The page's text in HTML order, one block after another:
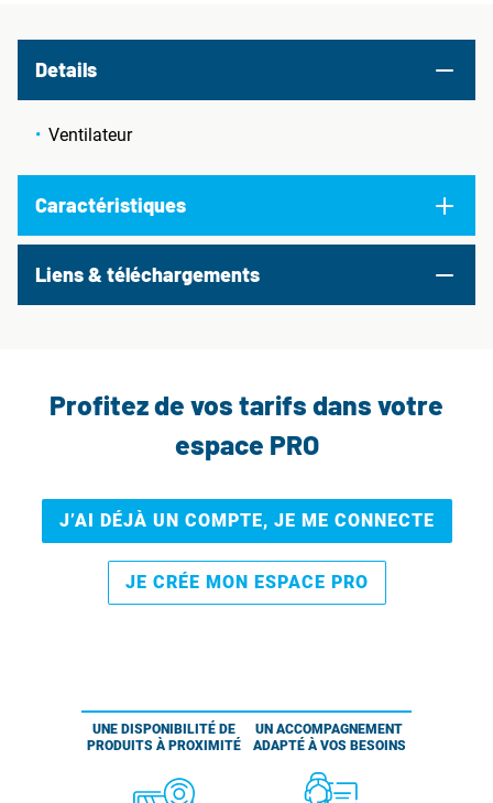
Details
Ventilateur
Caractéristiques
Liens & téléchargements
Profitez de vos tarifs dans votre
espace PRO
J’AI DÉJÀ UN COMPTE, JE ME CONNECTE
JE CRÉE MON ESPACE PRO
UNE DISPONIBILITÉ DE
PRODUITS À PROXIMITÉ
UN ACCOMPAGNEMENT
ADAPTÉ À VOS BESOINS